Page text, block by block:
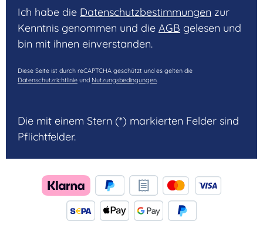
Ich habe die Datenschutzbestimmungen zur
Kenntnis genommen und die AGB gelesen und
bin mit ihnen einverstanden.
Diese Seite ist durch reCAPTCHA geschützt und es gelten die
Datenschutzrichtlinie und Nutzungsbedingungen.
Die mit einem Stern (*) markierten Felder sind
Pflichtfelder.